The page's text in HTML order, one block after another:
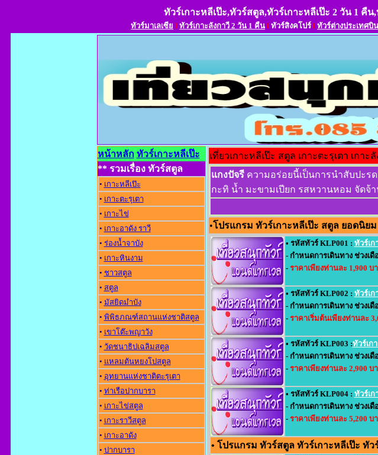
ทัวร์เกาะหลีเป๊ะ,ทัวร์สตูล,ทัวร์เกาะหลีเป๊ะ 2 วัน 1 คืน
ทัวร์มาเลเซีย l ทัวร์เกาะลังกาวี 2 วัน 1 คืน l ทัวร์สิงคโปร์ l ทัวร์ต่างประเทศบิ
หน้าหลัก ทัวร์เกาะหลีเป๊ะ
** รวมเรื่อง ทัวร์สตูล
• เกาะหลีเป๊ะ
• เกาะตะรุเตา
• เกาะไข่
• เกาะอาดัง ราว
• ร่องน้ำจาบัง
• เกาะหินงาม
• ชาวสตูล
• สตูล
• มัสยิดมำบัง
• พิพิธภณฑ์สถานแห่งชาติสตูล
• เขาโต๊ะพญาวัง
• วัดชนาธิปเฉลิมสตูล
• แหลมตันหยงโปสตูล
• อุทยานแห่งชาติตะรุเตา
• ท่าเรือปากบารา
• เกาะไข่สตูล
• เกาะราวีสตูล
• เกาะอาดัง
• ปากบารา
เที่ยวเกาะหลีเป๊ะ สตูล เกาะตะรุเตา เก
แกงปัจรี ความอร่อยนี้เป็นการนำสับปะร
กะทิ น้ำ มะขามเปียก รสหวานหอม จัดจ้
•โปรแกรม ทัวร์เกาะหลีเป๊ะ สตูล ยอดนิ
• รหัสทัวร์ KLP001 : ทัวร์เก
- กำหนดการเดินทาง ช่วงเ
- ราคาเพียงท่านละ 1,900 บ
• รหัสทัวร์ KLP002 : ทัวร์เ
- กำหนดการเดินทาง ช่วงเ
- ราคาเริ่มต้นเพียงท่านละ
• รหัสทัวร์ KLP003 :ทัวร์เก
- กำหนดการเดินทาง ช่วงเ
- ราคาเพียงท่านละ 2,900
• รหัสทัวร์ KLP004 : ทัวร์เก
- กำหนดการเดินทาง ช่วงเ
- ราคาเพียงท่านละ 5,200 บ
• โปรแกรม ทัวร์สตูล ทัวร์เกาะหลีเป๊ะ ทัว